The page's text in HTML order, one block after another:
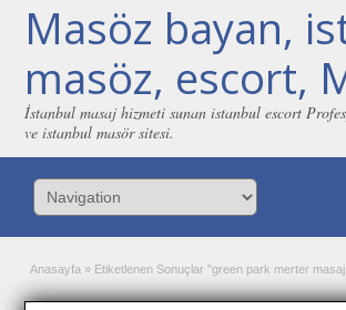
Masöz bayan,
masöz, escort,
İstanbul masaj hizmeti sunan istanbul escort
ve istanbul masör sitesi.
Anasayfa » Etiketlenen Sonuçlar "green park merter